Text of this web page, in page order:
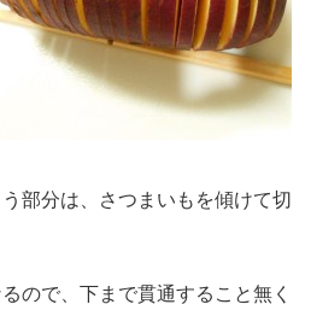
部分は、さつまいもを傾けて切
ので、下まで貫通すること無く